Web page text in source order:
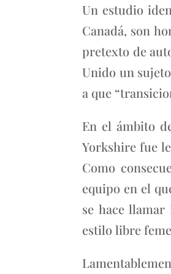
Un estudio
Canadá, son
pretexto de
Unido un
a que
En el ámbito
Yorkshire fue
Como
equipo en el
se hace
estilo libre